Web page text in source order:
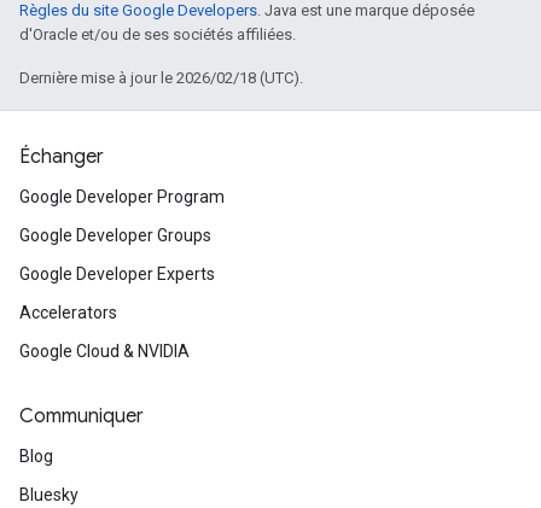
Règles du site Google Developers. Java est une marque déposée
d'Oracle et/ou de ses sociétés affiliées.
Dernière mise à jour le 2026/02/18 (UTC).
Échanger
Google Developer Program
Google Developer Groups
Google Developer Experts
Accelerators
Google Cloud & NVIDIA
Communiquer
Blog
Bluesky